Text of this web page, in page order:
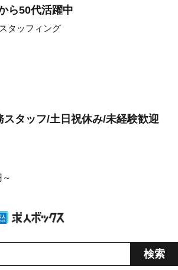
ら50代活躍中
タッフィング
スタッフ/土日祝休み/未経験歓迎